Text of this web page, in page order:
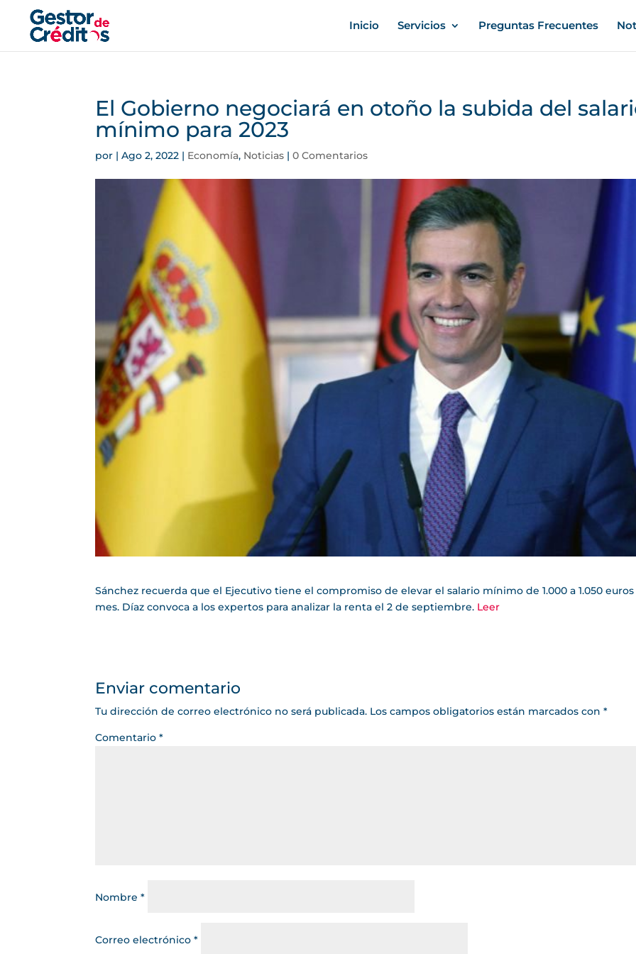
Inicio Servicios Preguntas Frecuentes
El Gobierno negociará en otoño la subida del
mínimo para 2023
por |Ago 2, 2022 | Economía, Noticias |0 Comentarios
Sánchez recuerda que el Ejecutivo tiene el compromiso de elevar el salario mínimo de 1.000 a 1.050 euros
mes. Díaz convoca a los expertos para analizar la renta el 2 de septiembre. Leer
Enviar comentario
Tu dirección de correo electrónico no será publicada. Los campos obligatorios están marcados con*
Comentario*
Nombre*
Correo electrónico*